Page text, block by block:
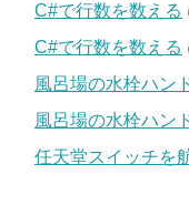
C#で行数を数える
C#で行数を数える
風呂場の水栓ハン
風呂場の水栓ハン
任天堂スイッチを